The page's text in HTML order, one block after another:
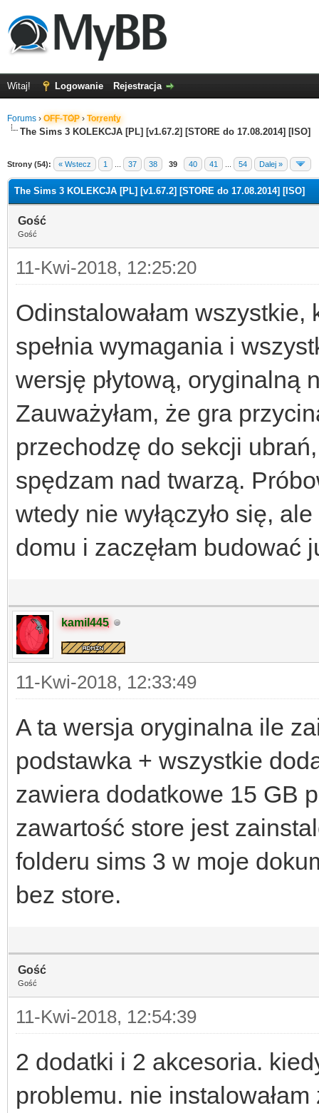
Witaj! Logowanie Rejestracja
Forums › OFF-TOP › Torrenty
The Sims 3 KOLEKCJA [PL] [v1.67.2] [STORE do 17.08.2014] [ISO]
Strony (54): « Wstecz 1 37 38 39 40 41 54 Dalej »
The Sims 3 KOLEKCJA [PL] [v1.67.2] [STORE do 17.08.2014] [ISO]
Gość
Gość
11-Kwi-2018, 12:25:20
Odinstalowałam wszystkie,
spełnia wymagania i
wersję płytową, oryginalną
Zauważyłam, że gra
przechodzę do sekcji
spędzam nad twarzą.
wtedy nie wyłączyło się,
domu i zaczęłam budować
kamil445
11-Kwi-2018, 12:33:49
A ta wersja oryginalna ile
podstawka + wszystkie
zawiera dodatkowe 15 GB
zawartość store jest
folderu sims 3 w moje
bez store.
Gość
Gość
11-Kwi-2018, 12:54:39
2 dodatki i 2 akcesoria.
problemu. nie